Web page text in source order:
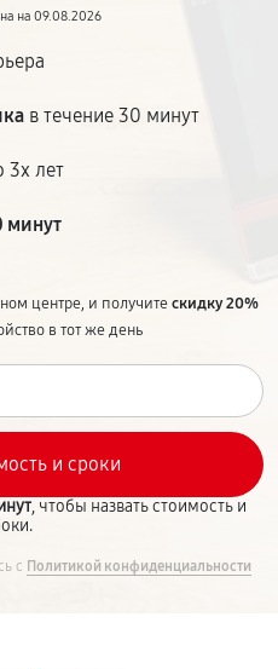
на 09.08.2026
в течение 30 минут
3х лет
минут
центре, и получитескидку 20%
в тот же день
, чтобы назвать стоимость и
с Политикой конфиденциальности